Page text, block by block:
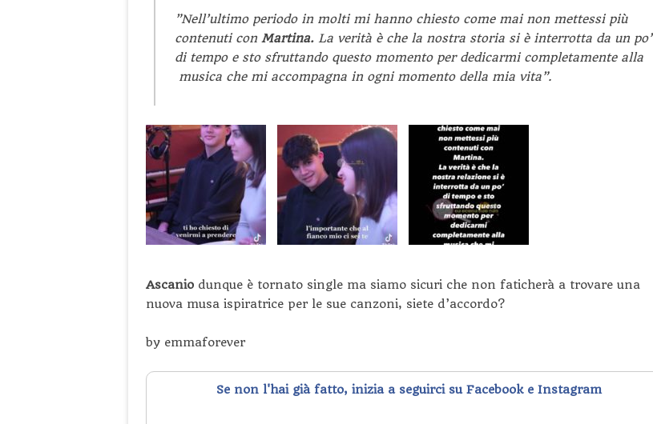
”Nell’ultimo periodo in molti mi hanno chiesto come mai non mettessi più
contenuti con Martina. La verità è che la nostra storia si è interrotta da un po’
di tempo e sto sfruttando questo momento per dedicarmi completamente alla
musica che mi accompagna in ogni momento della mia vita”.
Ascanio dunque è tornato single ma siamo sicuri che non faticherà a trovare una
nuova musa ispiratrice per le sue canzoni, siete d’accordo?
by emmaforever
Se non l'hai già fatto, inizia a seguirci su Facebook e Instagram